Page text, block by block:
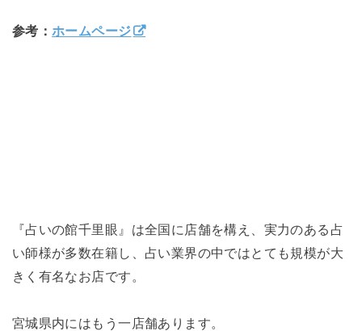
参考：ホームページ
『占いの館千里眼』は全国に店舗を構え、実力のある占
い師様が多数在籍し、占い業界の中ではとても規模が大
きく有名なお店です。
宮城県内にはもう一店舗あります。